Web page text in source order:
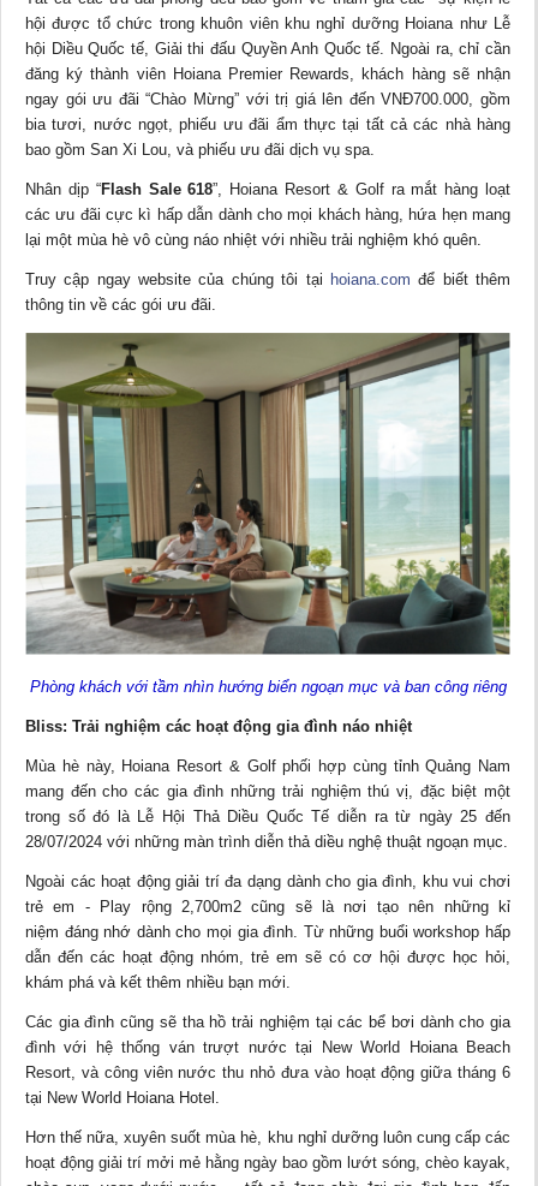
hội được tổ chức trong khuôn viên khu nghỉ dưỡng Hoiana như Lễ
hội Diều Quốc tế, Giải thi đấu Quyền Anh Quốc tế. Ngoài ra, chỉ cần
đăng ký thành viên Hoiana Premier Rewards, khách hàng sẽ nhận
ngay gói ưu đãi “Chào Mừng” với trị giá lên đến VNĐ700.000, gồm
bia tươi, nước ngọt, phiếu ưu đãi ẩm thực tại tất cả các nhà hàng
bao gồm San Xi Lou, và phiếu ưu đãi dịch vụ spa.
Nhân dịp “Flash Sale 618”, Hoiana Resort & Golf ra mắt hàng loạt
các ưu đãi cực kì hấp dẫn dành cho mọi khách hàng, hứa hẹn mang
lại một mùa hè vô cùng náo nhiệt với nhiều trải nghiệm khó quên.
Truy cập ngay website của chúng tôi tại hoiana.com để biết thêm
thông tin về các gói ưu đãi.
Phòng khách với tầm nhìn hướng biển ngoạn mục và ban công riêng
Bliss: Trải nghiệm các hoạt động gia đình náo nhiệt
Mùa hè này, Hoiana Resort & Golf phối hợp cùng tỉnh Quảng Nam
mang đến cho các gia đình những trải nghiệm thú vị, đặc biệt một
trong số đó là Lễ Hội Thả Diều Quốc Tế diễn ra từ ngày 25 đến
28/07/2024 với những màn trình diễn thả diều nghệ thuật ngoạn mục.
Ngoài các hoạt động giải trí đa dạng dành cho gia đình, khu vui chơi
trẻ em - Play rộng 2,700m2 cũng sẽ là nơi tạo nên những kỉ
niệm đáng nhớ dành cho mọi gia đình. Từ những buổi workshop hấp
dẫn đến các hoạt động nhóm, trẻ em sẽ có cơ hội được học hỏi,
khám phá và kết thêm nhiều bạn mới.
Các gia đình cũng sẽ tha hồ trải nghiệm tại các bể bơi dành cho gia
đình với hệ thống ván trượt nước tại New World Hoiana Beach
Resort, và công viên nước thu nhỏ đưa vào hoạt động giữa tháng 6
tại New World Hoiana Hotel.
Hơn thế nữa, xuyên suốt mùa hè, khu nghỉ dưỡng luôn cung cấp các
hoạt động giải trí mởi mẻ hằng ngày bao gồm lướt sóng, chèo kayak,